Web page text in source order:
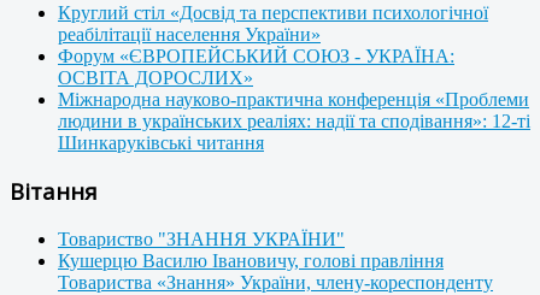
Круглий стіл «Досвід та перспективи психологічної
реабілітації населення України»
Форум «ЄВРОПЕЙСЬКИЙ СОЮЗ - УКРАЇНА:
ОСВІТА ДОРОСЛИХ»
Міжнародна науково-практична конференція «Проблеми
людини в українських реаліях: надії та сподівання»: 12-ті
Шинкаруківські читання
Вітання
Товариство "ЗНАННЯ УКРАЇНИ"
Кушерцю Василю Івановичу, голові правління
Товариства «Знання» України, члену-кореспонденту